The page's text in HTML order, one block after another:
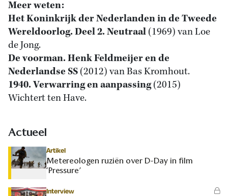
Meer weten:
Het Koninkrijk der Nederlanden in de Tweede
Wereldoorlog. Deel 2. Neutraal(1969) van Loe
de Jong.
De voorman. Henk Feldmeijer en de
Nederlandse SS(2012) van Bas Kromhout.
1940. Verwarring en aanpassing(2015)
Wichtert ten Have.
Actueel
Artikel
Metereologen ruziën over D-Day in film
‘Pressure’
Interview